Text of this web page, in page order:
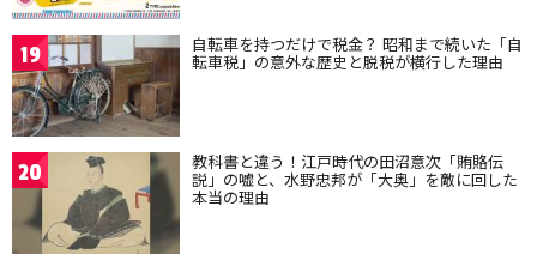
19 自転車を持つだけで税金？ 昭和まで続いた「自
転車税」の意外な歴史と脱税が横行した理由
20 教科書と違う！江戸時代の田沼意次「賄賂伝
説」の嘘と、水野忠邦が「大奥」を敵に回した
本当の理由